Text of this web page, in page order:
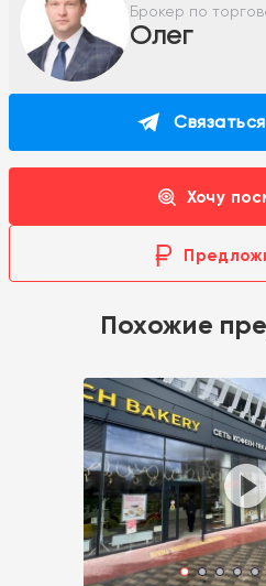
Брокер по
Олег
Хочу
Похожие